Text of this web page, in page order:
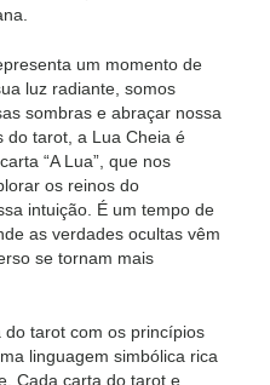
um momento de
luz radiante, somos
sombras e abraçar nossa
do tarot, a Lua Cheia é
“A Lua”, que nos
os reinos do
intuição. É um tempo de
as verdades ocultas vêm
se tornam mais
tarot com os princípios
linguagem simbólica rica
Cada carta do tarot e